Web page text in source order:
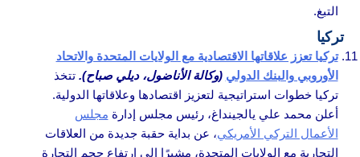
التبغ.
تركيا
تركيا تعزز علاقاتها الاقتصادية مع الولايات المتحدة والاتحاد
الأوروبي والبنك الدولي (وكالة الأناضول، ديلي صباح). تتخذ
تركيا خطوات استراتيجية لتعزيز اقتصادها وعلاقاتها الدولية.
أعلن محمد علي يالجينداغ، رئيس مجلس إدارة مجلس
الأعمال التركي الأمريكي، عن بداية حقبة جديدة من العلاقات
التجارية مع الولايات المتحدة، مشيرًا إلى ارتفاع حجم التجارة